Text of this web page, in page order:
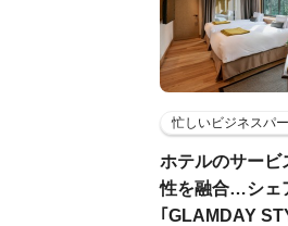
忙しいビジネスパ
ホテルのサービ
性を融合…シェ
｢GLAMDAY